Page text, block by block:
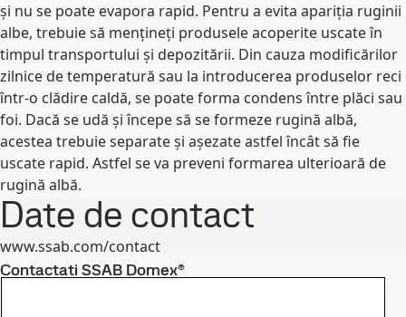
și nu se poate evapora rapid. Pentru a evita apariția ruginii
albe, trebuie să mențineți produsele acoperite uscate în
timpul transportului și depozitării. Din cauza modificărilor
zilnice de temperatură sau la introducerea produselor reci
într-o clădire caldă, se poate forma condens între plăci sau
foi. Dacă se udă și începe să se formeze rugină albă,
acestea trebuie separate și așezate astfel încât să fie
uscate rapid. Astfel se va preveni formarea ulterioară de
rugină albă.
Date de contact
www.ssab.com/contact
Contactați SSAB Domex®